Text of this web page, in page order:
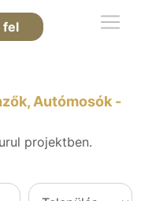
fel
Autómosók -
projektben.